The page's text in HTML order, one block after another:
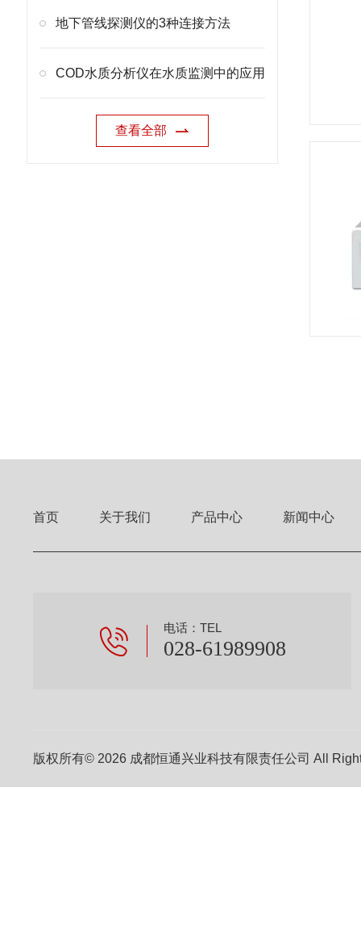
地下管线探测仪的3种连接方法
COD水质分析仪在水质监测中的应用
查看全部
首页 关于我们 产品中心 新闻中心
电话：TEL
028-61989908
版权所有© 2026 成都恒通兴业科技有限责任公司 All